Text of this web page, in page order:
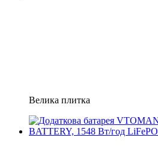
Велика плитка